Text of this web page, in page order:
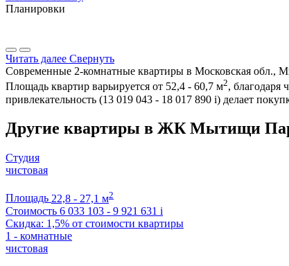
Планировки
Читать далее Свернуть
Современные 2-комнатные квартиры в Московская обл.,
Площадь квартир варьируется от 52,4 - 60,7 м2, благодаря
привлекательность (13 019 043 - 18 017 890 i) делает
Другие квартиры в ЖК Мытищи
Студия
чистовая
Площадь 22,8 - 27,1 м2
Стоимость 6 033 103 - 9 921 631 i
Скидка: 1,5% от стоимости квартиры
1 - комнатные
чистовая